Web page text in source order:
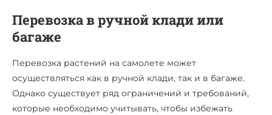
Перевозка в ручной клади или
багаже
Перевозка растений на самолете может
осуществляться как в ручной клади, так и в багаже.
Однако существует ряд ограничений и требований,
которые необходимо учитывать, чтобы избежать